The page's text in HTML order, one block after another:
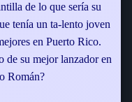
de lo que sería su
tenía un ta-lento joven
en Puerto Rico.
de su mejor lanzador en
Román?